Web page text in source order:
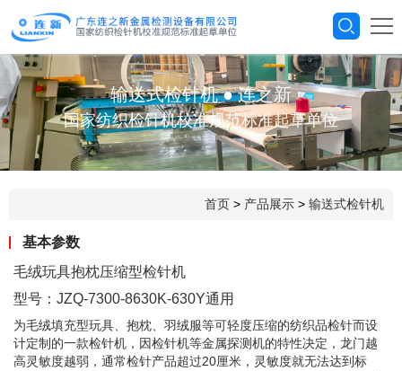
输送式检针机●连之新
国家纺织检针机校准规范标准起草单位
首页 > 产品展示 > 输送式检针机
基本参数
毛绒玩具抱枕压缩型检针机
型号：JZQ-7300-8630K-630Y通用
为毛绒填充型玩具、抱枕、羽绒服等可轻度压缩的纺织品检针而设
计定制的一款检针机，因检针机等金属探测机的特性决定，龙门越
高灵敏度越弱，通常检针产品超过20厘米，灵敏度就无法达到标